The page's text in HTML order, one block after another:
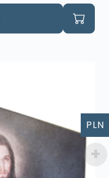
PLN